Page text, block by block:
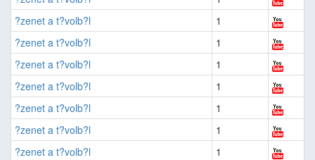
?zenet a t?volb?l
1
?zenet a t?volb?l
1
?zenet a t?volb?l
1
?zenet a t?volb?l
1
?zenet a t?volb?l
1
?zenet a t?volb?l
1
?zenet a t?volb?l
1